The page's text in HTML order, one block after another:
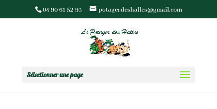
04 90 61 52 93 potagerdeshalles@gmail.com
Sélectionner une page